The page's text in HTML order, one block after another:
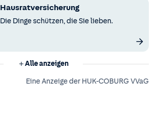
Hausratversicherung
Die Dinge schützen, die Sie lieben.
Alle anzeigen
Eine Anzeige der HUK-COBURG VVaG